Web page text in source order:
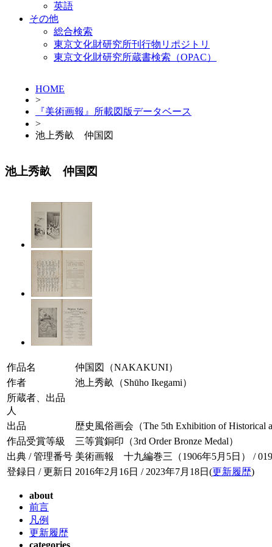
英語
その他
総合検索
東京文化財研究所刊行物リポジトリ
東京文化財研究所蔵書検索（OPAC）
HOME
>
『美術画報』所載図版データベース
>
池上秀畝 仲国図
池上秀畝 仲国図
作品名
仲国図（NAKAKUNI）
作者
池上秀畝（Shūho Ikegami）
所蔵者、出品
人
出品
歴史風俗画会（The 5th Exhibition of Historical
作品受賞等級
三等賞銅印（3rd Order Bronze Medal）
出典 / 管理番号 美術画報 十九編巻三（1906年5月5日） /
登録日 / 更新日 2016年2月16日 / 2023年7月18日(更新履歴)
about
前言
凡例
更新履歴